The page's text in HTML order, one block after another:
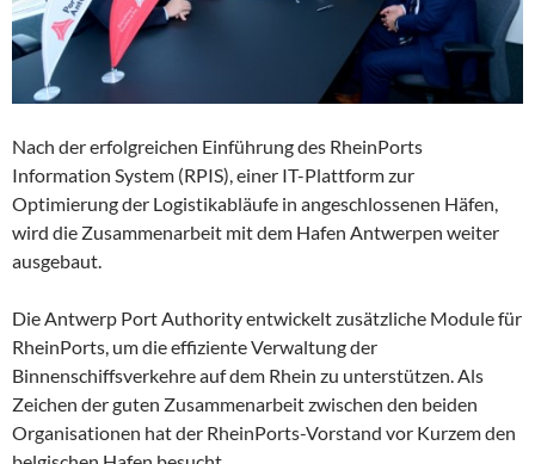
Nach der erfolgreichen Einführung des RheinPorts
Information System (RPIS), einer IT-Plattform zur
Optimierung der Logistikabläufe in angeschlossenen Häfen,
wird die Zusammenarbeit mit dem Hafen Antwerpen weiter
ausgebaut.
Die Antwerp Port Authority entwickelt zusätzliche Module für
RheinPorts, um die effiziente Verwaltung der
Binnenschiffsverkehre auf dem Rhein zu unterstützen. Als
Zeichen der guten Zusammenarbeit zwischen den beiden
Organisationen hat der RheinPorts-Vorstand vor Kurzem den